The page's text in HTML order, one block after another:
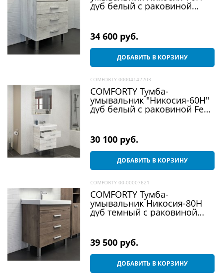
дуб белый с раковиной
34 600 руб.
ДОБАВИТЬ В КОРЗИНУ
COMFORTY 00004142203
COMFORTY Тумба-
умывальник "Никосия-60Н"
дуб белый с раковиной Fest
30 100 руб.
ДОБАВИТЬ В КОРЗИНУ
COMFORTY 00-00007621
COMFORTY Тумба-
умывальник Никосия-80Н
дуб темный с раковиной
39 500 руб.
ДОБАВИТЬ В КОРЗИНУ